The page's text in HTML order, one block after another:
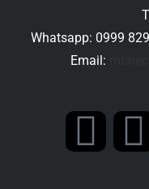
Whatsapp: 0999
Email: